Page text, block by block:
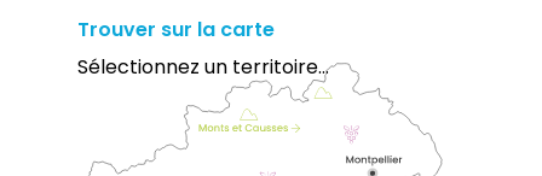
Trouver sur la carte
Sélectionnez un territoire...